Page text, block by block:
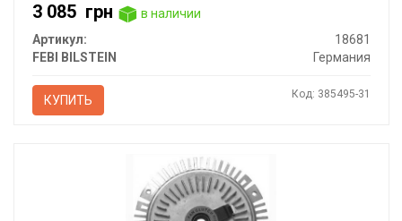
3 085 грн
в наличии
Артикул:
18681
FEBI BILSTEIN
Германия
КУПИТЬ Код: 385495-31